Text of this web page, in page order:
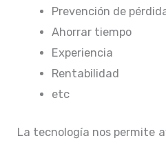
Prevención de
Ahorrar tiempo
Experiencia
Rentabilidad
etc
La tecnología nos permite